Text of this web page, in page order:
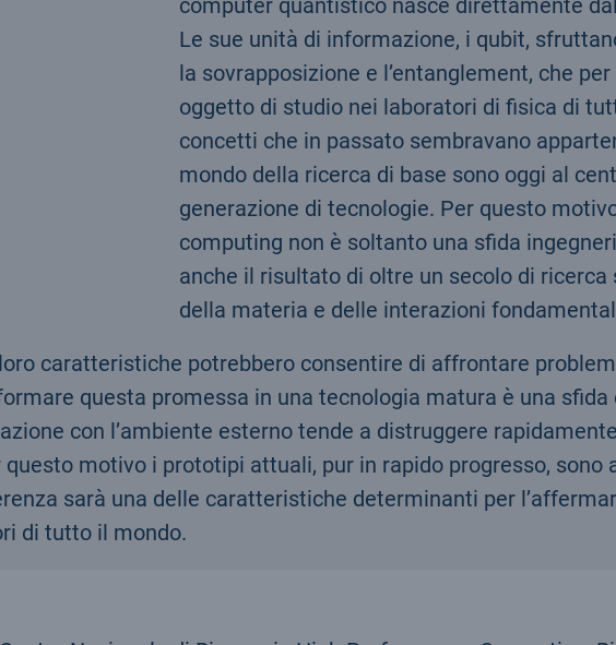
computer quantistico nasce direttamente
Le sue unità di informazione, i qubit,
la sovrapposizione e l’entanglement, che
oggetto di studio nei laboratori di fisica di
concetti che in passato sembravano
mondo della ricerca di base sono oggi al
generazione di tecnologie. Per questo
computing non è soltanto una sfida
anche il risultato di oltre un secolo di
della materia e delle interazioni
caratteristiche potrebbero consentire di affrontare
questa promessa in una tecnologia matura è una sfida
con l’ambiente esterno tende a distruggere
motivo i prototipi attuali, pur in rapido progresso, sono
sarà una delle caratteristiche determinanti per
di tutto il mondo.